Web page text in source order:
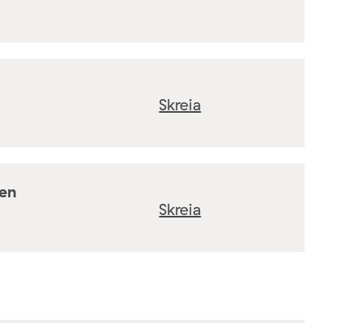
Skreia
Skreia